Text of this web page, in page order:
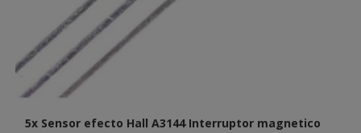
5x Sensor efecto Hall A3144 Interruptor magnetico